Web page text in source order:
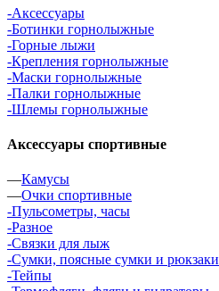
-Аксессуары
-Ботинки горнолыжные
-Горные лыжи
-Крепления горнолыжные
-Маски горнолыжные
-Палки горнолыжные
-Шлемы горнолыжные
Аксессуары спортивные
—Камусы
—Очки спортивные
-Пульсометры, часы
-Разное
-Связки для лыж
-Сумки, поясные сумки и рюкзаки
-Тейпы